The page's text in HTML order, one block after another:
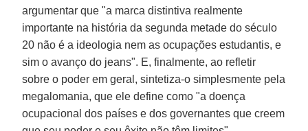
argumentar que "a marca distintiva realmente
importante na história da segunda metade do século
20 não é a ideologia nem as ocupações estudantis, e
sim o avanço do jeans". E, finalmente, ao refletir
sobre o poder em geral, sintetiza-o simplesmente pela
megalomania, que ele define como "a doença
ocupacional dos países e dos governantes que creem